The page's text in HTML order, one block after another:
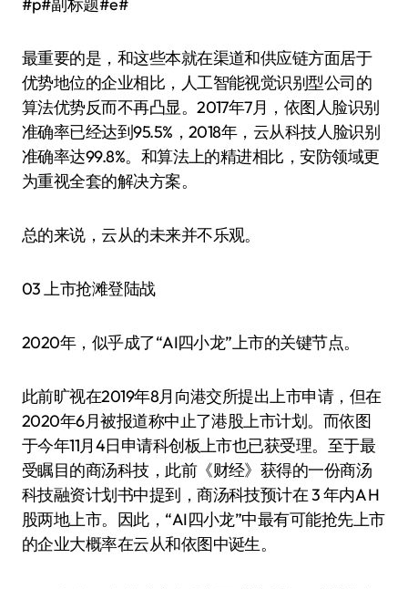
最重要的是，和这些本就在渠道和供应链方面居于
优势地位的企业相比，人工智能视觉识别型公司的
算法优势反而不再凸显。2017年7月，依图人脸识别
准确率已经达到95.5%，2018年，云从科技人脸识别
准确率达99.8%。和算法上的精进相比，安防领域更
为重视全套的解决方案。
总的来说，云从的未来并不乐观。
03 上市抢滩登陆战
2020年，似乎成了“AI四小龙”上市的关键节点。
此前旷视在2019年8月向港交所提出上市申请，但在
2020年6月被报道称中止了港股上市计划。而依图
于今年11月4日申请科创板上市也已获受理。至于最
受瞩目的商汤科技，此前《财经》获得的一份商汤
科技融资计划书中提到，商汤科技预计在 3 年内A H
股两地上市。因此，“AI四小龙”中最有可能抢先上市
的企业大概率在云从和依图中诞生。